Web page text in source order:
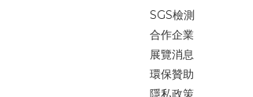
SGS檢測
合作企業
展覽消息
環保贊助
隱私政策